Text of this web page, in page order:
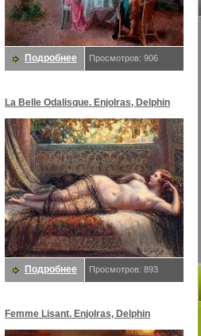
Подробнее Просмотров: 906
La Belle Odalisque. Enjolras, Delphin
Подробнее Просмотров: 893
Femme Lisant. Enjolras, Delphin